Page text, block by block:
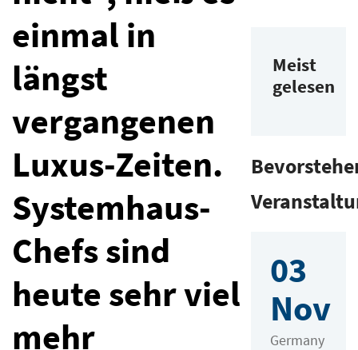
einmal in
längst
vergangenen
Luxus-Zeiten.
Systemhaus-
Chefs sind
heute sehr viel
mehr
Meist
gelesen
03
Nov
Germany